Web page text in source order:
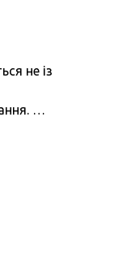
не із
…